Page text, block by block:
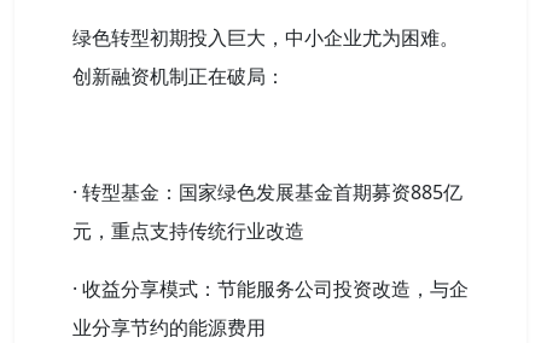
绿色转型初期投入巨大，中小企业尤为困难。
创新融资机制正在破局：
· 转型基金：国家绿色发展基金首期募资885亿
元，重点支持传统行业改造
· 收益分享模式：节能服务公司投资改造，与企
业分享节约的能源费用